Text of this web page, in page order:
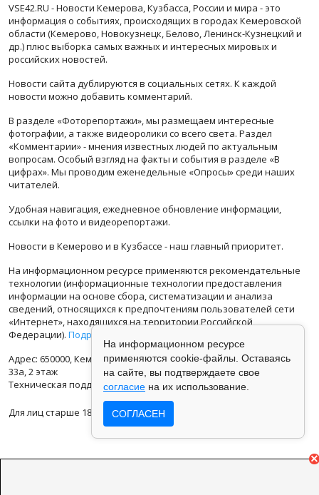
VSE42.RU - Новости Кемерова, Кузбасса, России и мира - это
информация о событиях, происходящих в городах Кемеровской
области (Кемерово, Новокузнецк, Белово, Ленинск-Кузнецкий и
др.) плюс выборка самых важных и интересных мировых и
российских новостей.
Новости сайта дублируются в социальных сетях. К каждой
новости можно добавить комментарий.
В разделе «Фоторепортажи», мы размещаем интересные
фотографии, а также видеоролики со всего света. Раздел
«Комментарии» - мнения известных людей по актуальным
вопросам. Особый взгляд на факты и события в разделе «В
цифрах». Мы проводим еженедельные «Опросы» среди наших
читателей.
Удобная навигация, ежедневное обновление информации,
ссылки на фото и видеорепортажи.
Новости в Кемерово и в Кузбассе - наш главный приоритет.
На информационном ресурсе применяются рекомендательные
технологии (информационные технологии предоставления
информации на основе сбора, систематизации и анализа
сведений, относящихся к предпочтениям пользователей сети
«Интернет», находящихся на территории Российской
Федерации). Подробная информация
Адрес: 650000, Кемеровская Область, г.Кемерово, ул.Кузбасская
33а, 2 этаж
Техническая поддержка: support@vse42.ru
Для лиц старше 18 лет.
На информационном ресурсе
применяются cookie-файлы. Оставаясь
на сайте, вы подтверждаете свое
согласие на их использование.
СОГЛАСЕН